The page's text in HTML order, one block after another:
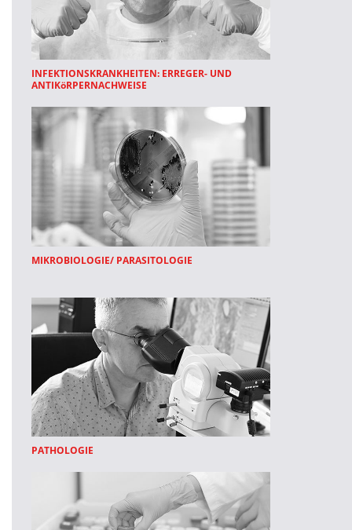
INFEKTIONSKRANKHEITEN: ERREGER- UND
ANTIKöRPERNACHWEISE
MIKROBIOLOGIE/ PARASITOLOGIE
PATHOLOGIE